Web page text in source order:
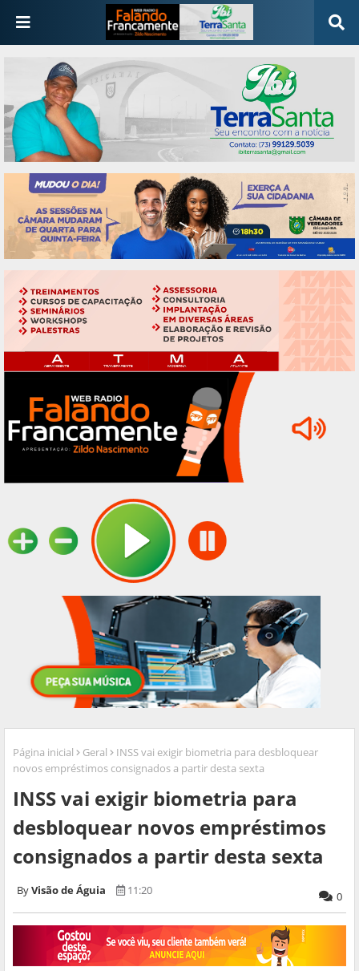
Página inicial Geral
INSS vai exigir biometria para desbloquear
novos empréstimos consignados a partir desta sexta
INSS vai exigir biometria para
desbloquear novos empréstimos
consignados a partir desta sexta
Visão de Águia 11:20 0